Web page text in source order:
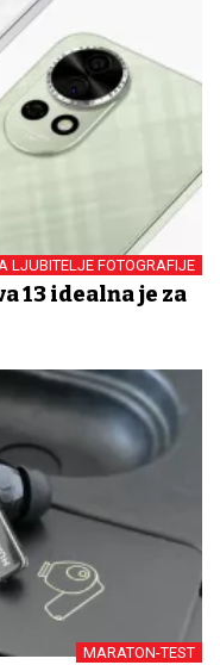
LJUBITELJE FOTOGRAFIJE
13 idealna je za
MARATON-TEST